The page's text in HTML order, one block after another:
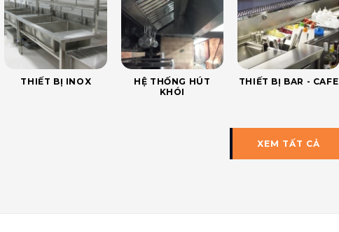
THIẾT BỊ INOX
HỆ THỐNG HÚT
KHÓI
THIẾT BỊ BAR - CAFE
XEM TẤT CẢ